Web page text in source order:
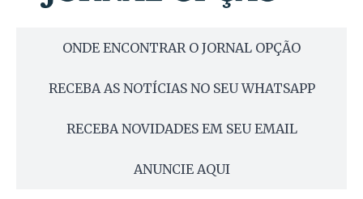
ONDE ENCONTRAR O JORNAL OPÇÃO
RECEBA AS NOTÍCIAS NO SEU WHATSAPP
RECEBA NOVIDADES EM SEU EMAIL
ANUNCIE AQUI